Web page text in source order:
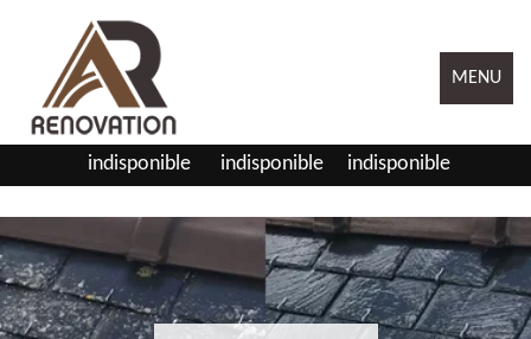
MENU
indisponible indisponible indisponible